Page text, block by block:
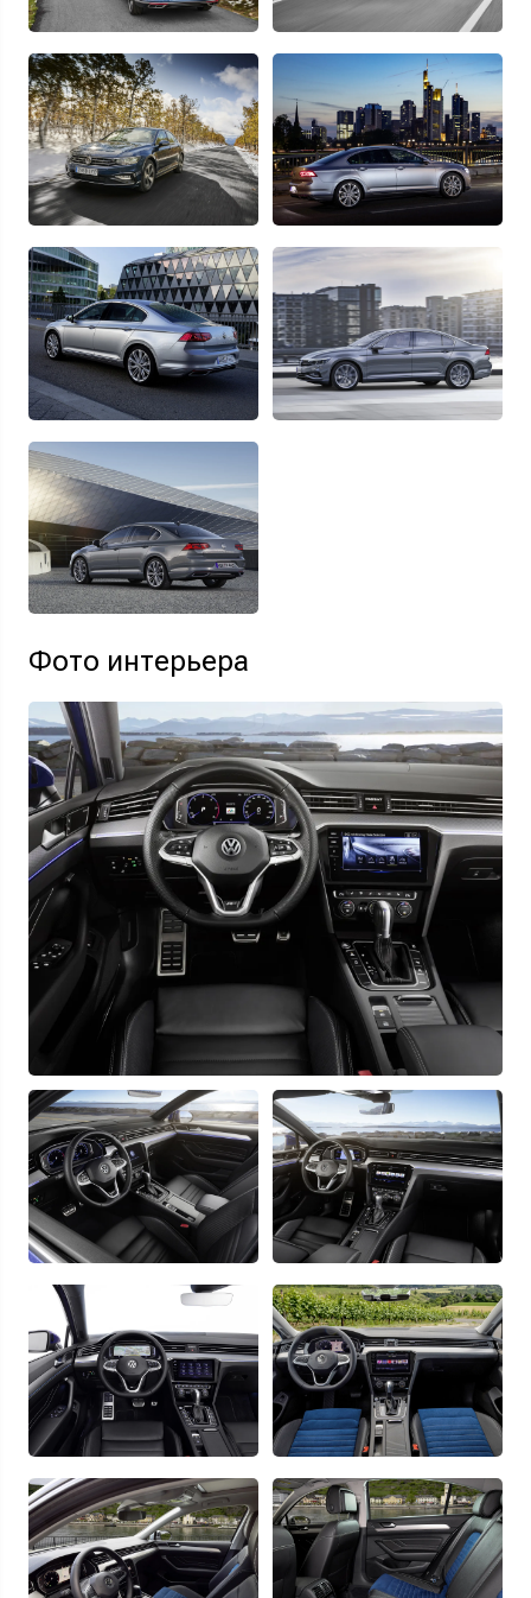
Фото интерьера